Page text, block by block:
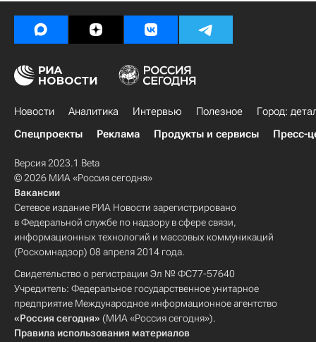
Новости Аналитика Интервью Полезное
Город:
Спецпроекты
Реклама Продукты и сервисы Пресс-
Версия 2023.1 Beta
© 2026 МИА «Россия сегодня»
Вакансии
Сетевое издание РИА Новости зарегистрировано
в Федеральной службе по надзору в сфере связи,
информационных технологий и массовых коммуникаций
(Роскомнадзор) 08 апреля 2014 года.
Свидетельство о регистрации Эл № ФС77-57640
Учредитель: Федеральное государственное унитарное
предприятие Международное информационное агентство
«Россия сегодня» (МИА «Россия сегодня»).
Правила использования материалов